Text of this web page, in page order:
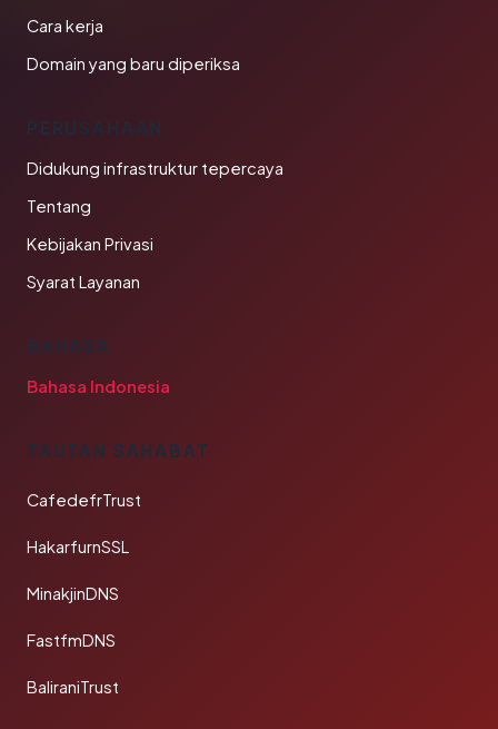
Cara kerja
Domain yang baru diperiksa
PERUSAHAAN
Didukung infrastruktur tepercaya
Tentang
Kebijakan Privasi
Syarat Layanan
BAHASA
Bahasa Indonesia
TAUTAN SAHABAT
CafedefrTrust
HakarfurnSSL
MinakjinDNS
FastfmDNS
BaliraniTrust